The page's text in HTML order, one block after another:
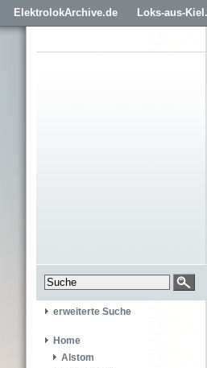
ElektrolokArchive.de Loks-aus-
erweiterte Suche
Home
Alstom